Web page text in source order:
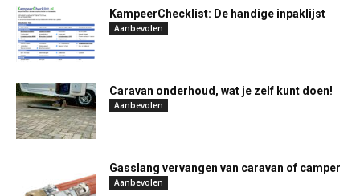
KampeerChecklist: De handige inpaklijst
Aanbevolen
Caravan onderhoud, wat je zelf kunt doen!
Aanbevolen
Gasslang vervangen van caravan of camper
Aanbevolen